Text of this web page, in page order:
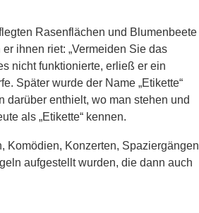
Rasenflächen und Blumenbeete
ihnen riet: „Vermeiden Sie das
nicht funktionierte, erließ er ein
Später wurde der Name „Etikette“
darüber enthielt, wo man stehen und
als „Etikette“ kennen.
Komödien, Konzerten, Spaziergängen
aufgestellt wurden, die dann auch